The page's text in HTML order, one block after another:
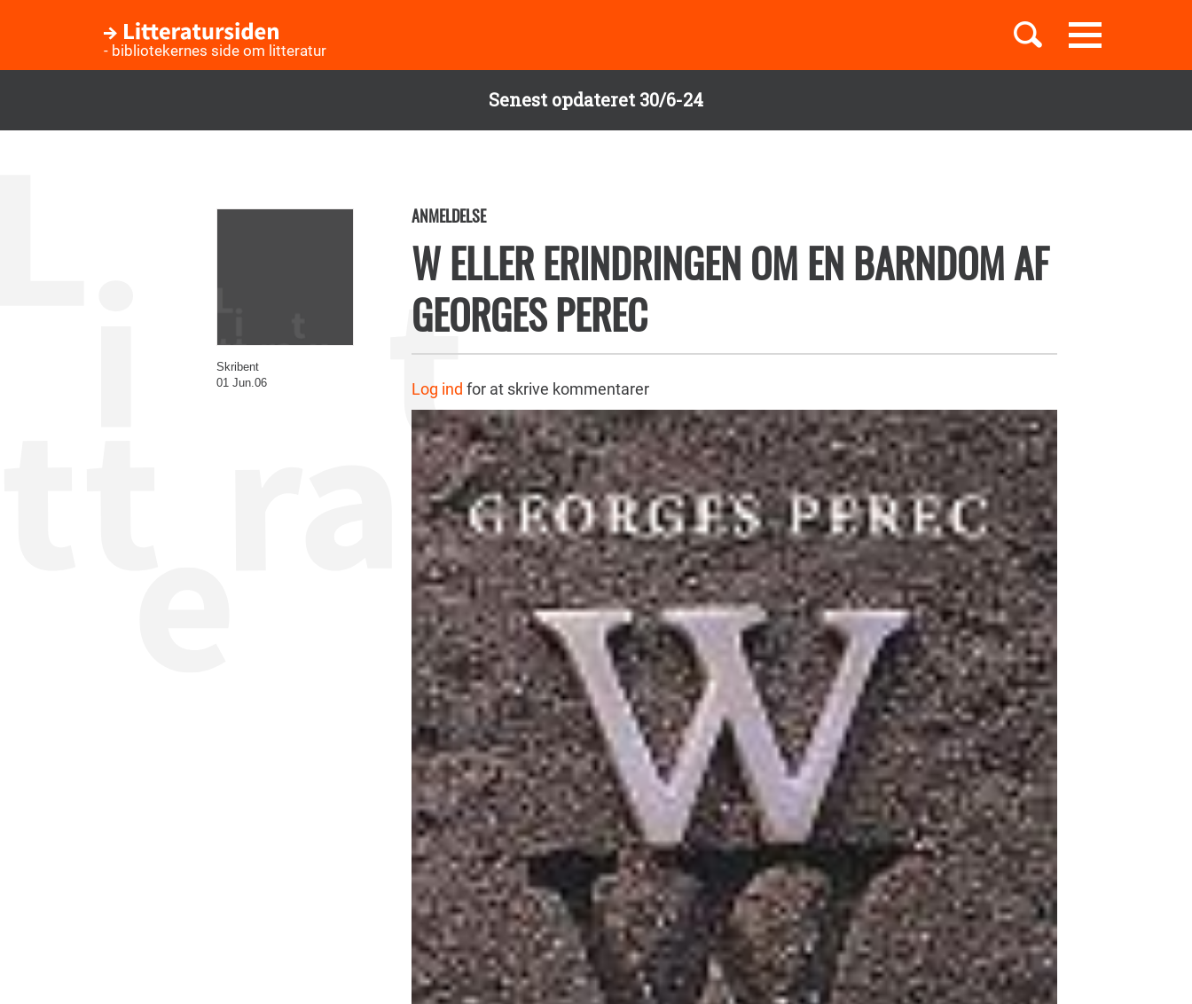
Senest opdateret 30/6-24
Toggle
navigation
- bibliotekernes side om litteratur
Børnebøger
Skribent
01 Jun.06
ANMELDELSE
W ELLER ERINDRINGEN OM EN BARNDOM AF
GEORGES PEREC
Log ind for at skrive kommentarer